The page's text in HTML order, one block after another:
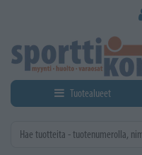
Tuotealueet